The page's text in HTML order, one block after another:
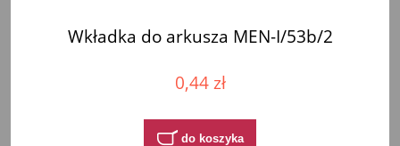
Wkładka do arkusza MEN-I/53b/2
0,44 zł
do koszyka